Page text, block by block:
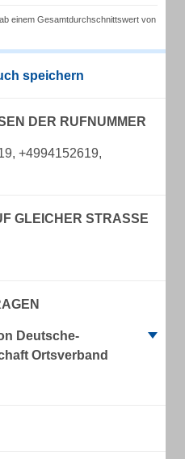
einem Gesamtdurchschnittswert von
speichern
DER RUFNUMMER
+4994152619,
GLEICHER STRASSE
Deutsche-
Ortsverband